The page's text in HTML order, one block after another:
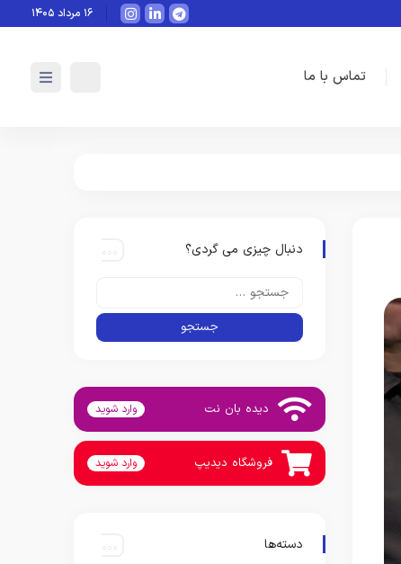
هوش مصنوعی چگونه می‌تواند
۱۶ مرداد ۱۴۰۵
تماس با ما
دنبال چیزی می گردی؟
دیده بان نت وارد شوید
فروشگاه دیدیپ وارد شوید
دسته‌ها